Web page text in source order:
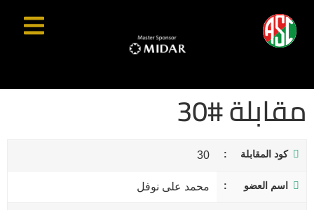
مقابلة #30
كود المقابلة 30
اسم العضو محمد على نوفل